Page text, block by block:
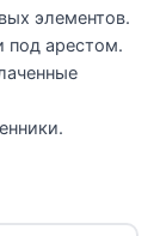
элементов.
под арестом.